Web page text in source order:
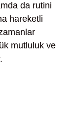
da rutini
hareketli
mutluluk ve